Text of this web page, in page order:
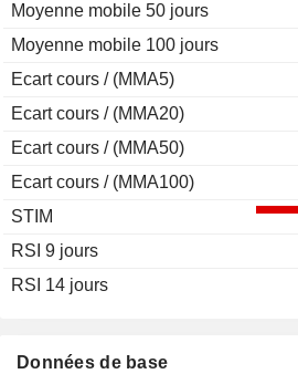
Données de base
Moyenne mobile 50 jours
Moyenne mobile 100 jours
Ecart cours / (MMA5)
Ecart cours / (MMA20)
Ecart cours / (MMA50)
Ecart cours / (MMA100)
STIM
RSI 9 jours
RSI 14 jours
2009
+76,92 %
2008
-40,91 %
2007